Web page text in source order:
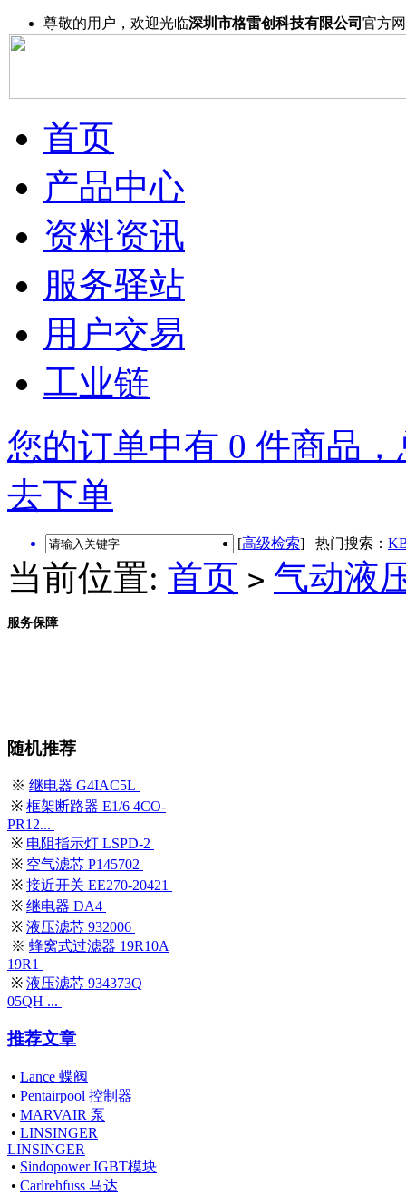
尊敬的用户，欢迎光临深圳市格雷创科技有限公司 官方
首页
产品中心
资料资讯
服务驿站
用户交易
工业链
您的订单中有 0 件商品
去下单
[高级检索] 热门搜索：
当前位置: 首页 > 气动液
服务保障
随机推荐
※ 继电器 G4IAC5L
※ 框架断路器 E1/6 4CO-
PR12...
※ 电阻指示灯 LSPD-2
※ 空气滤芯 P145702
※ 接近开关 EE270-20421
※ 继电器 DA4
※ 液压滤芯 932006
※ 蜂窝式过滤器 19R10A
19R1
※ 液压滤芯 934373Q
05QH ...
推荐文章
• Lance 蝶阀
• Pentairpool 控制器
• MARVAIR 泵
• LINSINGER
LINSINGER
• Sindopower IGBT模块
• Carlrehfuss 马达